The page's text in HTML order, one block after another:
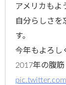
アメリカもよ
自分らしさを
す。
今年もよろし
2017年の腹